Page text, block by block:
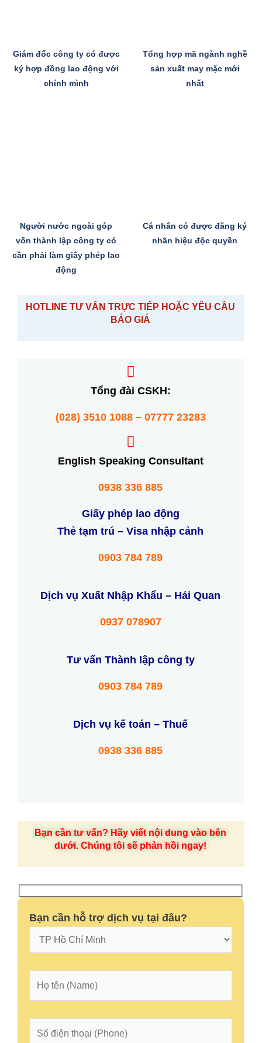
Giám đốc công ty có được
ký hợp đồng lao động với
chính mình
Tổng hợp mã ngành nghề
sản xuất may mặc mới
nhất
Người nước ngoài góp
vốn thành lập công ty có
cần phải làm giấy phép lao
động
Cá nhân có được đăng ký
nhãn hiệu độc quyền
HOTLINE TƯ VẤN TRỰC TIẾP HOẶC YÊU CẦU
BÁO GIÁ
Tổng đài CSKH:
(028) 3510 1088 – 07777 23283
English Speaking Consultant
0938 336 885
Giấy phép lao động
Thẻ tạm trú – Visa nhập cảnh
0903 784 789
Dịch vụ Xuất Nhập Khẩu – Hải Quan
0937 078907
Tư vấn Thành lập công ty
0903 784 789
Dịch vụ kế toán – Thuế
0938 336 885
Bạn cần tư vấn? Hãy viết nội dung vào bên
dưới. Chúng tôi sẽ phản hồi ngay!
Bạn cần hỗ trợ dịch vụ tại đâu?